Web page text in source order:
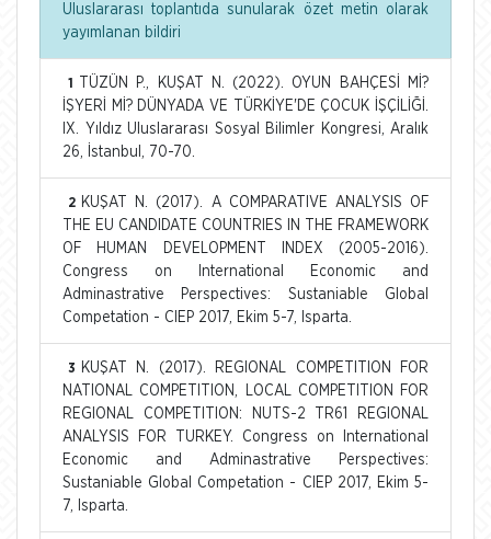
Uluslararası toplantıda sunularak özet metin olarak
yayımlanan bildiri
1
TÜZÜN P., KUŞAT N. (2022). OYUN BAHÇESİ Mİ?
İŞYERİ Mİ? DÜNYADA VE TÜRKİYE'DE ÇOCUK İŞÇİLİĞİ.
IX. Yıldız Uluslararası Sosyal Bilimler Kongresi, Aralık
26, İstanbul, 70-70.
2 KUŞAT N. (2017). A COMPARATIVE ANALYSIS OF
THE EU CANDIDATE COUNTRIES IN THE FRAMEWORK
OF HUMAN DEVELOPMENT INDEX (2005-2016).
Congress on International Economic and
Adminastrative Perspectives: Sustaniable Global
Competation - CIEP 2017, Ekim 5-7, Isparta.
3
KUŞAT N. (2017). REGIONAL COMPETITION FOR
NATIONAL COMPETITION, LOCAL COMPETITION FOR
REGIONAL COMPETITION: NUTS-2 TR61 REGIONAL
ANALYSIS FOR TURKEY. Congress on International
Economic and Adminastrative Perspectives:
Sustaniable Global Competation - CIEP 2017, Ekim 5-
7, Isparta.